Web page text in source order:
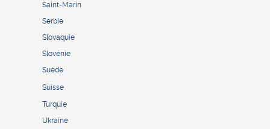
Saint-Marin
Serbie
Slovaquie
Slovénie
Suède
Suisse
Turquie
Ukraine